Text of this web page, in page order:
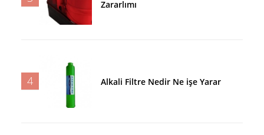
Zararlımı
4 Alkali Filtre Nedir Ne işe Yarar